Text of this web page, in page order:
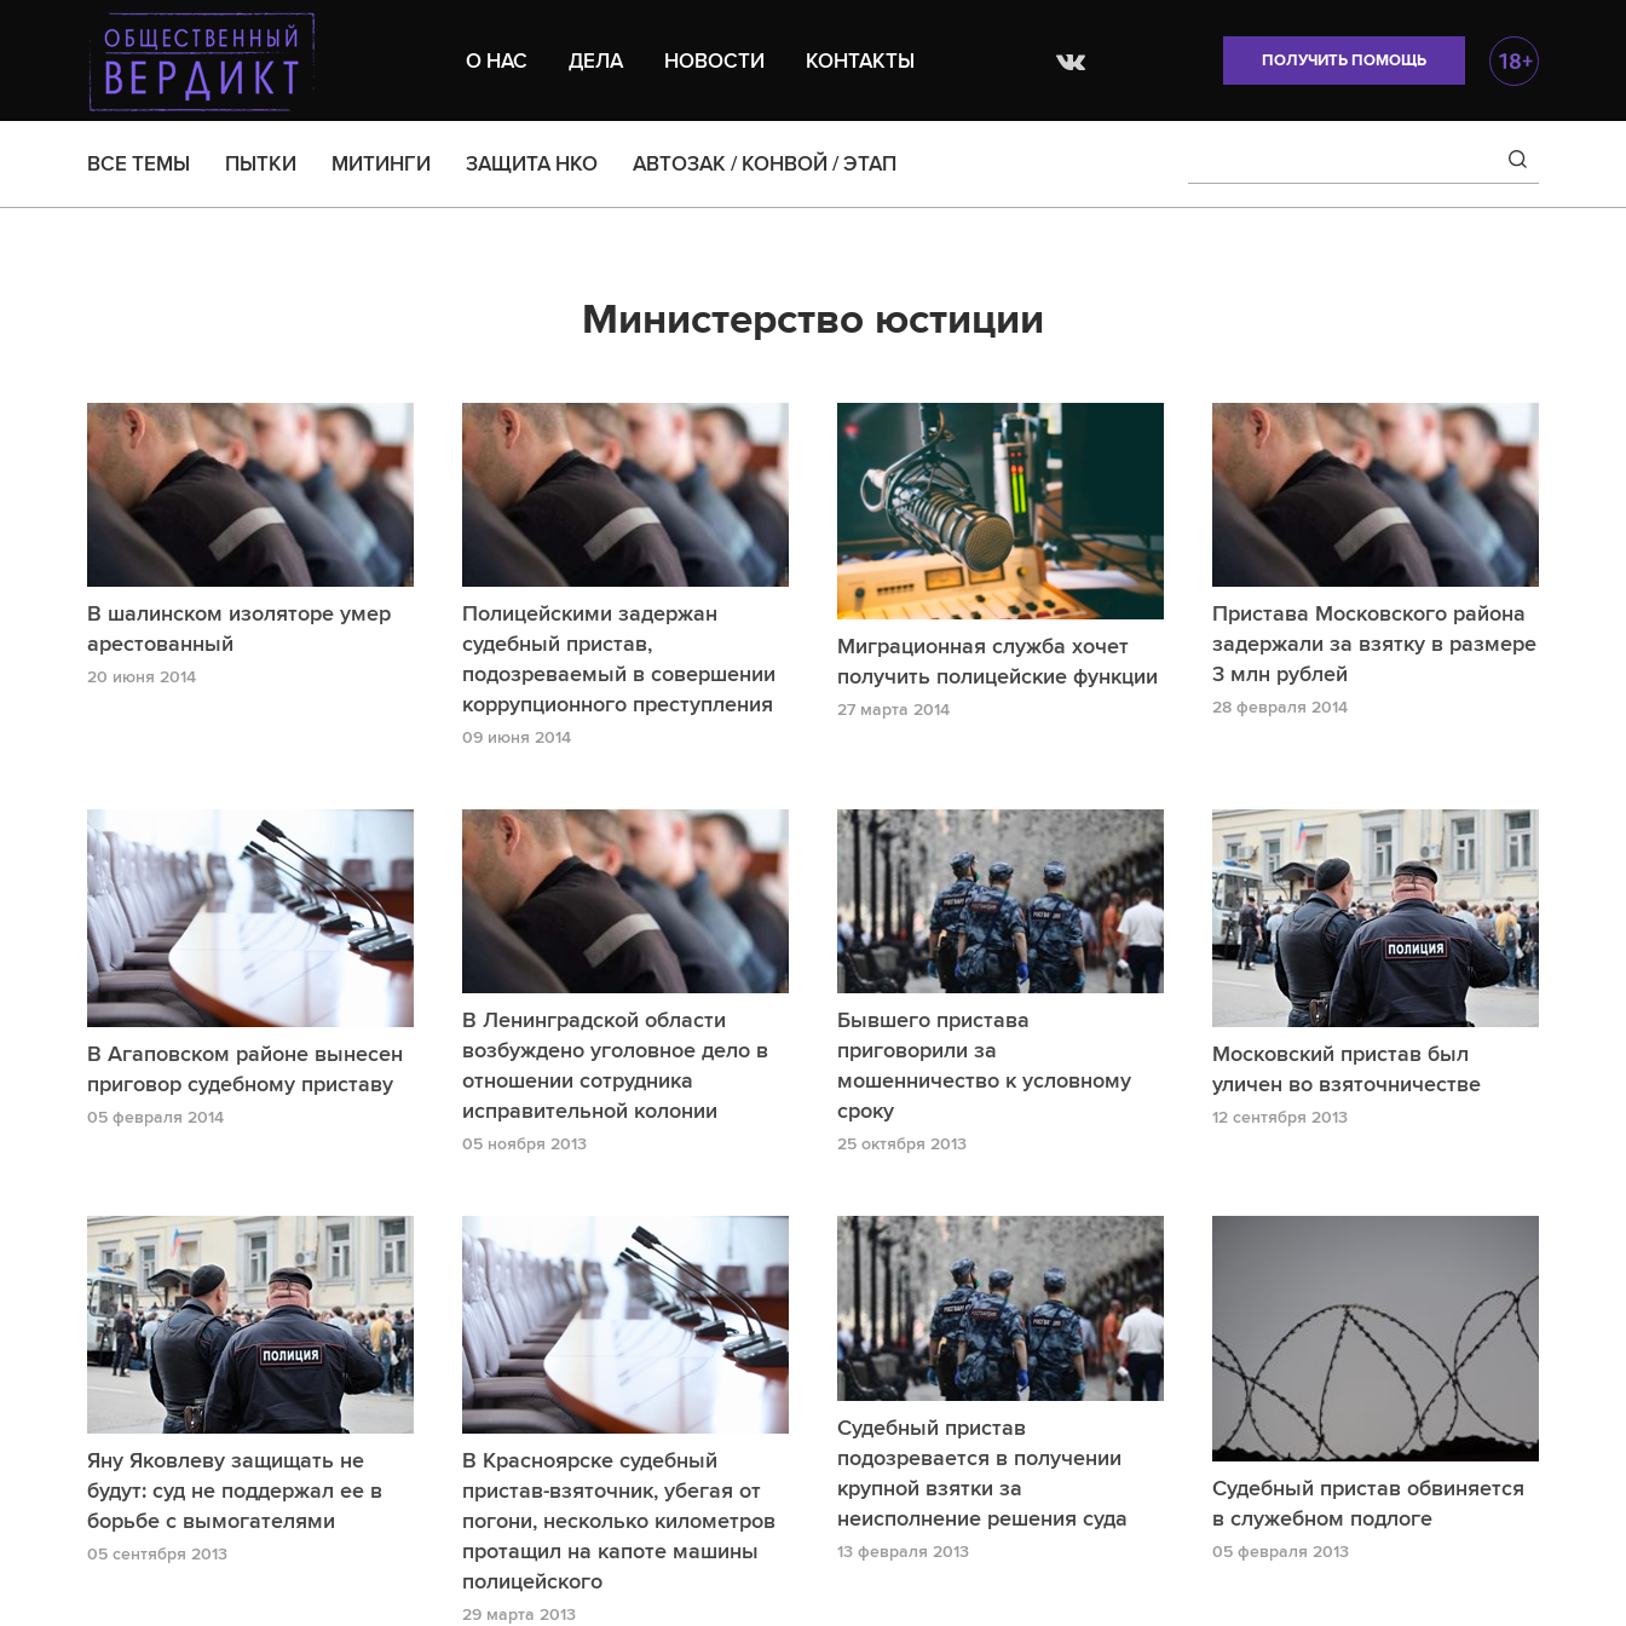
О НАС ДЕЛА НОВОСТИ КОНТАКТЫ ПОЛУЧИТЬ ПОМОЩЬ
ВСЕ ТЕМЫ ПЫТКИ МИТИНГИ ЗАЩИТА НКО АВТОЗАК / КОНВОЙ / ЭТАП
Министерство юстиции
В шалинском изоляторе умер
арестованный
20 июня 2014
Полицейскими задержан
судебный пристав,
подозреваемый в совершении
коррупционного преступления
09 июня 2014
Миграционная служба хочет
получить полицейские функции
27 марта 2014
Пристава Московского района
задержали за взятку в размере
3 млн рублей
28 февраля 2014
В Агаповском районе вынесен
приговор судебному приставу
05 февраля 2014
В Ленинградской области
возбуждено уголовное дело в
отношении сотрудника
исправительной колонии
05 ноября 2013
Бывшего пристава
приговорили за
мошенничество к условному
сроку
25 октября 2013
Московский пристав был
уличен во взяточничестве
12 сентября 2013
Яну Яковлеву защищать не
будут: суд не поддержал ее в
борьбе с вымогателями
05 сентября 2013
В Красноярске судебный
пристав-взяточник, убегая от
погони, несколько километров
протащил на капоте машины
полицейского
29 марта 2013
Судебный пристав
подозревается в получении
крупной взятки за
неисполнение решения суда
13 февраля 2013
Судебный пристав обвиняется
в служебном подлоге
05 февраля 2013